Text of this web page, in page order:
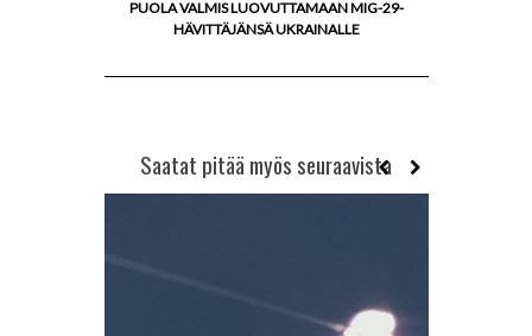
PUOLA VALMIS LUOVUTTAMAAN MIG-29-
HÄVITTÄJÄNSÄ UKRAINALLE
Saatat pitää myös seuraavista